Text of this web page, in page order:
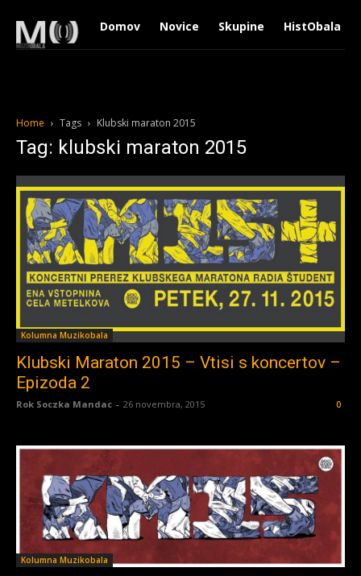
Domov Novice Skupine HistObala
Home Tags Klubski maraton 2015
Tag: klubski maraton 2015
Kolumna Muzikobala
Klubski Maraton 2015 – Vtisi s koncertov –
Epizoda 2
Rok Soczka Mandac - 26 novembra, 2015 0
Kolumna Muzikobala